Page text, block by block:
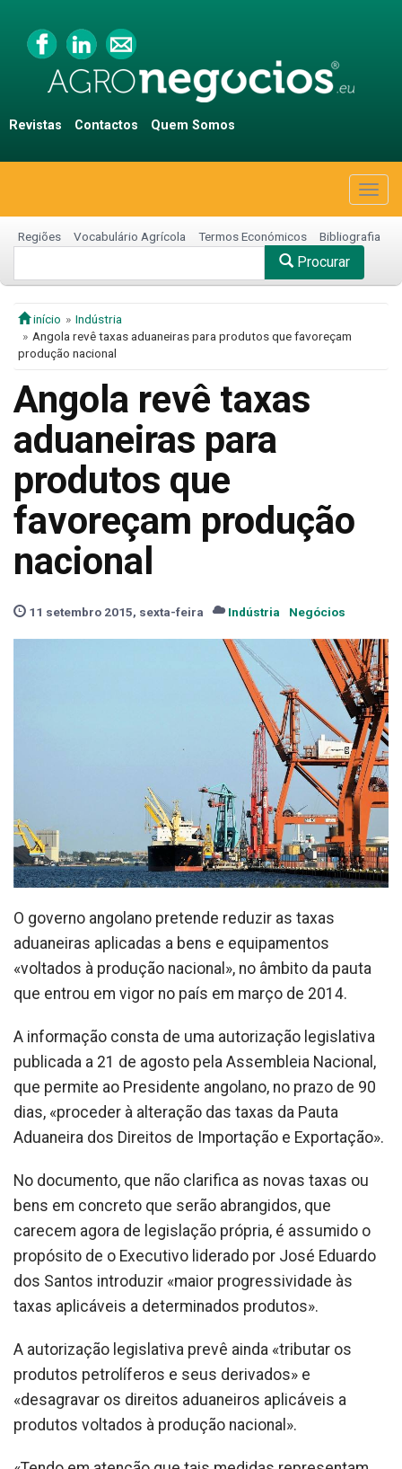
Revistas Contactos Quem Somos
Regiões Vocabulário Agrícola Termos Económicos Bibliografia
Procurar
início
Indústria
Angola revê taxas aduaneiras para produtos que favoreçam
produção nacional
Angola revê taxas
aduaneiras para
produtos que
favoreçam produção
nacional
11 setembro 2015, sexta-feira Indústria Negócios
O governo angolano pretende reduzir as taxas
aduaneiras aplicadas a bens e equipamentos
«voltados à produção nacional», no âmbito da pauta
que entrou em vigor no país em março de 2014.
A informação consta de uma autorização legislativa
publicada a 21 de agosto pela Assembleia Nacional,
que permite ao Presidente angolano, no prazo de 90
dias, «proceder à alteração das taxas da Pauta
Aduaneira dos Direitos de Importação e Exportação».
No documento, que não clarifica as novas taxas ou
bens em concreto que serão abrangidos, que
carecem agora de legislação própria, é assumido o
propósito de o Executivo liderado por José Eduardo
dos Santos introduzir «maior progressividade às
taxas aplicáveis a determinados produtos».
A autorização legislativa prevê ainda «tributar os
produtos petrolíferos e seus derivados» e
«desagravar os direitos aduaneiros aplicáveis a
produtos voltados à produção nacional».